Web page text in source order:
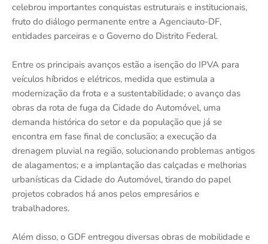
celebrou importantes conquistas estruturais e institucionais,
fruto do diálogo permanente entre a Agenciauto-DF,
entidades parceiras e o Governo do Distrito Federal.
Entre os principais avanços estão a isenção do IPVA para
veículos híbridos e elétricos, medida que estimula a
modernização da frota e a sustentabilidade; o avanço das
obras da rota de fuga da Cidade do Automóvel, uma
demanda histórica do setor e da população que já se
encontra em fase final de conclusão; a execução da
drenagem pluvial na região, solucionando problemas antigos
de alagamentos; e a implantação das calçadas e melhorias
urbanísticas da Cidade do Automóvel, tirando do papel
projetos cobrados há anos pelos empresários e
trabalhadores.
Além disso, o GDF entregou diversas obras de mobilidade e